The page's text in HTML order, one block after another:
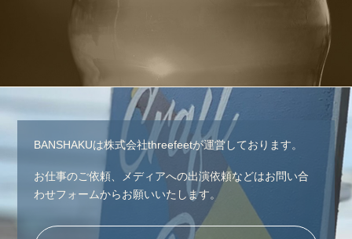
BANSHAKUは株式会社threefeetが運営しております。
お仕事のご依頼、メディアへの出演依頼などはお問い合
わせフォームからお願いいたします。